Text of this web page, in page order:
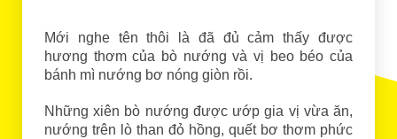
Mới nghe tên thôi là đã đủ cảm thấy được
hương thơm của bò nướng và vị beo béo của
bánh mì nướng bơ nóng giòn rồi.
Những xiên bò nướng được ướp gia vị vừa ăn,
nướng trên lò than đỏ hồng, quết bơ thơm phức